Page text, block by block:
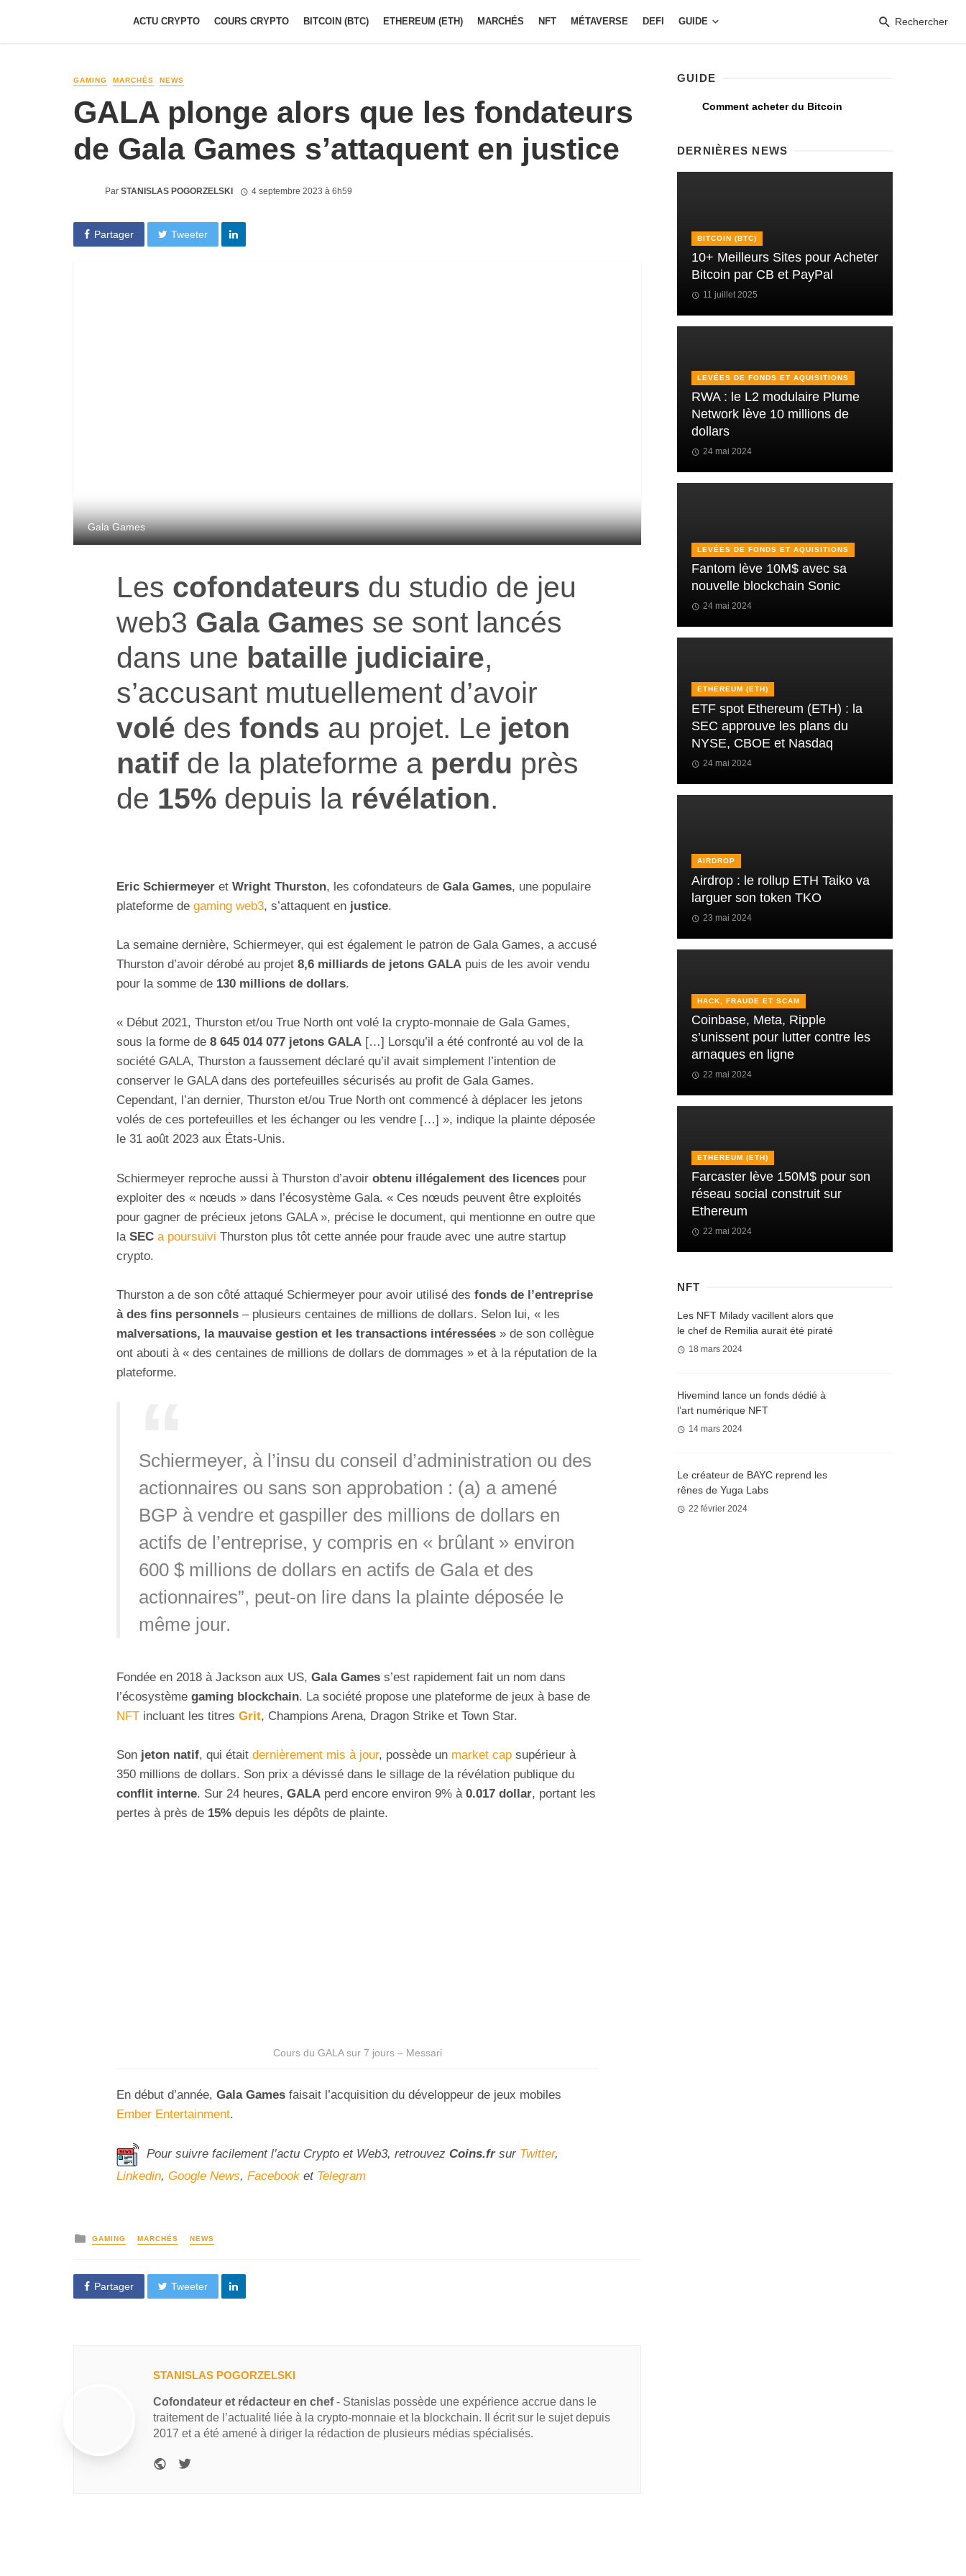
ACTU CRYPTO COURS CRYPTO BITCOIN (BTC) ETHEREUM (ETH) MARCHÉS NFT MÉTAVERSE DEFI GUIDE Rechercher
GAMING MARCHÉS NEWS
GALA plonge alors que les fondateurs
de Gala Games s’attaquent en justice
Par STANISLAS POGORZELSKI 4 septembre 2023 à 6h59
Partager Tweeter
Gala Games
Les cofondateurs du studio de jeu
web3 Gala Games se sont lancés
dans une bataille judiciaire,
s’accusant mutuellement d’avoir
volé des fonds au projet. Le jeton
natif de la plateforme a perdu près
de 15% depuis la révélation.
Eric Schiermeyer et Wright Thurston, les cofondateurs de Gala Games, une populaire
plateforme de gaming web3, s’attaquent en justice.
La semaine dernière, Schiermeyer, qui est également le patron de Gala Games, a accusé
Thurston d’avoir dérobé au projet 8,6 milliards de jetons GALA puis de les avoir vendu
pour la somme de 130 millions de dollars.
« Début 2021, Thurston et/ou True North ont volé la crypto-monnaie de Gala Games,
sous la forme de 8 645 014 077 jetons GALA […] Lorsqu’il a été confronté au vol de la
société GALA, Thurston a faussement déclaré qu’il avait simplement l’intention de
conserver le GALA dans des portefeuilles sécurisés au profit de Gala Games.
Cependant, l’an dernier, Thurston et/ou True North ont commencé à déplacer les jetons
volés de ces portefeuilles et les échanger ou les vendre […] », indique la plainte déposée
le 31 août 2023 aux États-Unis.
Schiermeyer reproche aussi à Thurston d’avoir obtenu illégalement des licences pour
exploiter des « nœuds » dans l’écosystème Gala. « Ces nœuds peuvent être exploités
pour gagner de précieux jetons GALA », précise le document, qui mentionne en outre que
la SEC a poursuivi Thurston plus tôt cette année pour fraude avec une autre startup
crypto.
Thurston a de son côté attaqué Schiermeyer pour avoir utilisé des fonds de l’entreprise
à des fins personnels – plusieurs centaines de millions de dollars. Selon lui, « les
malversations, la mauvaise gestion et les transactions intéressées » de son collègue
ont abouti à « des centaines de millions de dollars de dommages » et à la réputation de la
plateforme.
Schiermeyer, à l’insu du conseil d’administration ou des
actionnaires ou sans son approbation : (a) a amené
BGP à vendre et gaspiller des millions de dollars en
actifs de l’entreprise, y compris en « brûlant » environ
600 $ millions de dollars en actifs de Gala et des
actionnaires”, peut-on lire dans la plainte déposée le
même jour.
Fondée en 2018 à Jackson aux US, Gala Games s’est rapidement fait un nom dans
l’écosystème gaming blockchain. La société propose une plateforme de jeux à base de
NFT incluant les titres Grit, Champions Arena, Dragon Strike et Town Star.
Son jeton natif, qui était dernièrement mis à jour, possède un market cap supérieur à
350 millions de dollars. Son prix a dévissé dans le sillage de la révélation publique du
conflit interne. Sur 24 heures, GALA perd encore environ 9% à0.017 dollar, portant les
pertes à près de 15% depuis les dépôts de plainte.
Cours du GALA sur 7 jours – Messari
En début d’année, Gala Games faisait l’acquisition du développeur de jeux mobiles
Ember Entertainment.
Pour suivre facilement l’actu Crypto et Web3, retrouvez Coins.fr sur Twitter,
Linkedin, Google News, Facebook et Telegram
GAMING MARCHÉS NEWS
Partager Tweeter
STANISLAS POGORZELSKI
Cofondateur et rédacteur en chef- Stanislas possède une expérience accrue dans le
traitement de l’actualité liée à la crypto-monnaie et la blockchain. Il écrit sur le sujet depuis
2017 et a été amené à diriger la rédaction de plusieurs médias spécialisés.
GUIDE
Comment acheter du Bitcoin
DERNIÈRES NEWS
BITCOIN (BTC)
10+ Meilleurs Sites pour Acheter
Bitcoin par CB et PayPal
11 juillet 2025
LEVÉES DE FONDS ET AQUISITIONS
RWA : le L2 modulaire Plume
Network lève 10 millions de
dollars
24 mai 2024
LEVÉES DE FONDS ET AQUISITIONS
Fantom lève 10M$ avec sa
nouvelle blockchain Sonic
24 mai 2024
ETHEREUM (ETH)
ETF spot Ethereum (ETH) : la
SEC approuve les plans du
NYSE, CBOE et Nasdaq
24 mai 2024
AIRDROP
Airdrop : le rollup ETH Taiko va
larguer son token TKO
23 mai 2024
HACK, FRAUDE ET SCAM
Coinbase, Meta, Ripple
s’unissent pour lutter contre les
arnaques en ligne
22 mai 2024
ETHEREUM (ETH)
Farcaster lève 150M$ pour son
réseau social construit sur
Ethereum
22 mai 2024
NFT
Les NFT Milady vacillent alors que
le chef de Remilia aurait été piraté
18 mars 2024
Hivemind lance un fonds dédié à
l’art numérique NFT
14 mars 2024
Le créateur de BAYC reprend les
rênes de Yuga Labs
22 février 2024